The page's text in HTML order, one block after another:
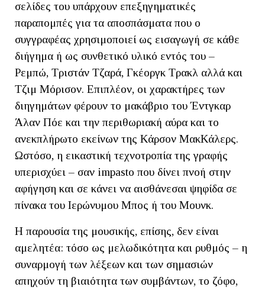
σελίδες του υπάρχουν επεξηγηματικές
παραπομπές για τα αποσπάσματα που ο
συγγραφέας χρησιμοποιεί ως εισαγωγή σε κάθε
διήγημα ή ως συνθετικό υλικό εντός του –
Ρεμπώ, Τριστάν Τζαρά, Γκέοργκ Τρακλ αλλά και
Τζιμ Μόρισον. Επιπλέον, οι χαρακτήρες των
διηγημάτων φέρουν το μακάβριο του Έντγκαρ
Άλαν Πόε και την περιθωριακή αύρα και το
ανεκπλήρωτο εκείνων της Κάρσον ΜακΚάλερς.
Ωστόσο, η εικαστική τεχνοτροπία της γραφής
υπερισχύει – σαν impasto που δίνει πνοή στην
αφήγηση και σε κάνει να αισθάνεσαι ψηφίδα σε
πίνακα του Ιερώνυμου Μπος ή του Μουνκ.
Η παρουσία της μουσικής, επίσης, δεν είναι
αμελητέα: τόσο ως μελωδικότητα και ρυθμός – η
συναρμογή των λέξεων και των σημασιών
απηχούν τη βιαιότητα των συμβάντων, το ζόφο,